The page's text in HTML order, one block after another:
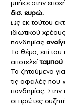
μπήκε στην
δισ. ευρώ.
Ως εκ τούτου
ιδιωτικού χρέους
πανδημίας
Το θέμα, επί
αποτελείταμπού
Το ζητούμενο
τις οφειλές που
πανδημίας. Στην
οι πρώτες